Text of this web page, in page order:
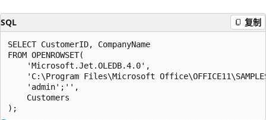
SQL 复制
SELECT CustomerID, CompanyName
FROM OPENROWSET(
    'Microsoft.Jet.OLEDB.4.0',
'C:\Program Files\Microsoft
    'admin';'',
    Customers